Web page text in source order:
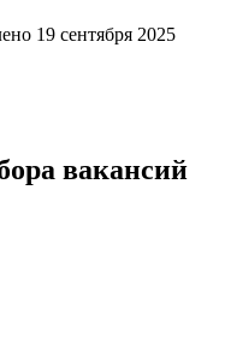
19 сентября 2025
вакансий